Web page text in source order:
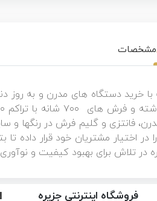
مشخصات
با خرید دستگاه های مدرن و به روز
فانتزی و گلیم فرش در رنگها و
در اختیار مشتریان خود قرار داده
در تلاش برای بهبود کیفیت و
فروشگاه اینترنتی جزیره